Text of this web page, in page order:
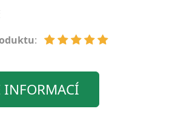
:
INFORMACÍ